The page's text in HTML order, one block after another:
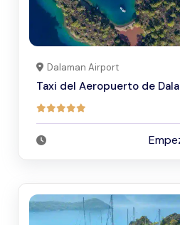
Dalaman Airport
Taxi del Aeropuerto de